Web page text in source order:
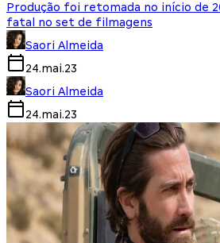
Produção foi retomada no início de
fatal no set de filmagens
Saori Almeida
24.mai.23
Saori Almeida
24.mai.23